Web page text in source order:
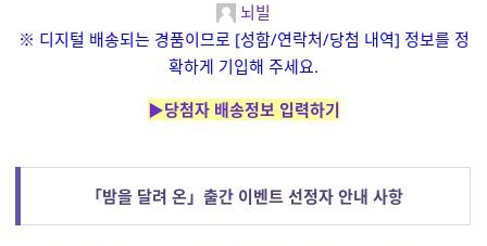
뇌빌
※ 디지털 배송되는 경품이므로 [성함/연락처/당첨 내역] 정보를 정
확하게 기입해 주세요.
▶당첨자 배송정보 입력하기
「밤을 달려 온」출간 이벤트 선정자 안내 사항